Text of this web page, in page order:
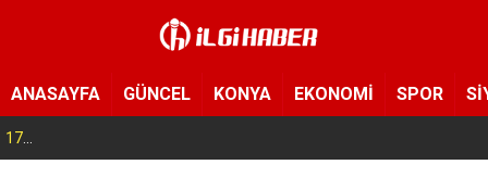
ANASAYFA GÜNCEL KONYA EKONOMİ SPOR
17:14